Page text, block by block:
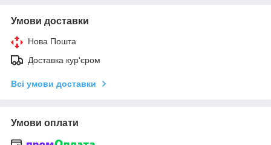
Умови доставки
Нова Пошта
Доставка кур'єром
Всі умови доставки
Умови оплати